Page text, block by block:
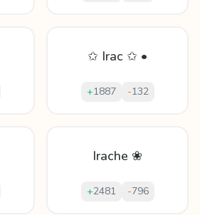
✩ Irac ✩ •
+1887 -132
Irache ❀
+2481 -796